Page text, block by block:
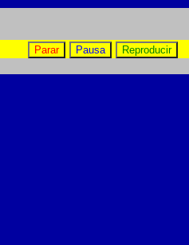
Parar Pausa Reproducir